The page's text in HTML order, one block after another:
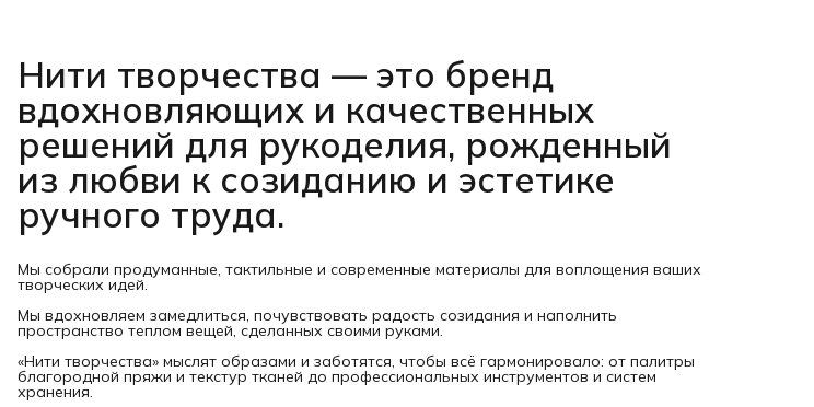
Нити творчества — это бренд
вдохновляющих и качественных
решений для рукоделия, рожденный
из любви к созиданию и эстетике
ручного труда.
Мы собрали продуманные, тактильные и современные материалы для воплощения ваших
творческих идей.
Мы вдохновляем замедлиться, почувствовать радость созидания и наполнить
пространство теплом вещей, сделанных своими руками.
«Нити творчества» мыслят образами и заботятся, чтобы всё гармонировало: от палитры
благородной пряжи и текстур тканей до профессиональных инструментов и систем
хранения.